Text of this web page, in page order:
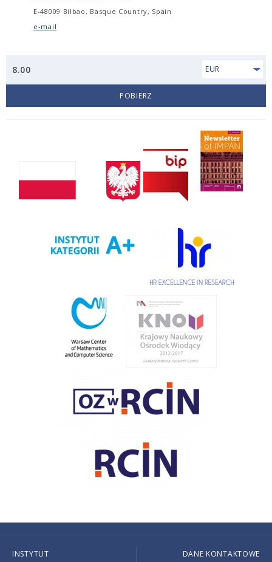
E-48009 Bilbao, Basque Country, Spain
e-mail
8.00 EUR
POBIERZ
INSTYTUT DANE KONTAKTOWE